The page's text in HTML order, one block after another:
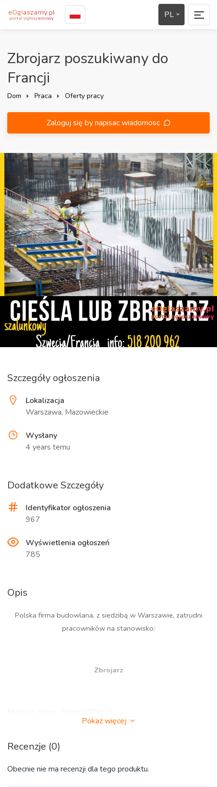
PL
Zbrojarz poszukiwany do
Francji
Dom Praca Oferty pracy
Zaloguj się by napisac wiadomosc
Szczegóły ogłoszenia
Lokalizacja
Warszawa, Mazowieckie
Wysłany
4 years temu
Dodatkowe Szczegóły
Identyfikator ogłoszenia
967
Wyświetlenia ogłoszeń
785
Opis
Polska firma budowlana, z siedzibą w Warszawie, zatrudni
pracowników na stanowisko:
Zbrojarz
Inwestycja:budowa stacji metra. Umowę możemy podpisać
zdalnie. Wyjazd już 21/04.
Pokaż więcej
Recenzje (0)
Obecnie nie ma recenzji dla tego produktu.